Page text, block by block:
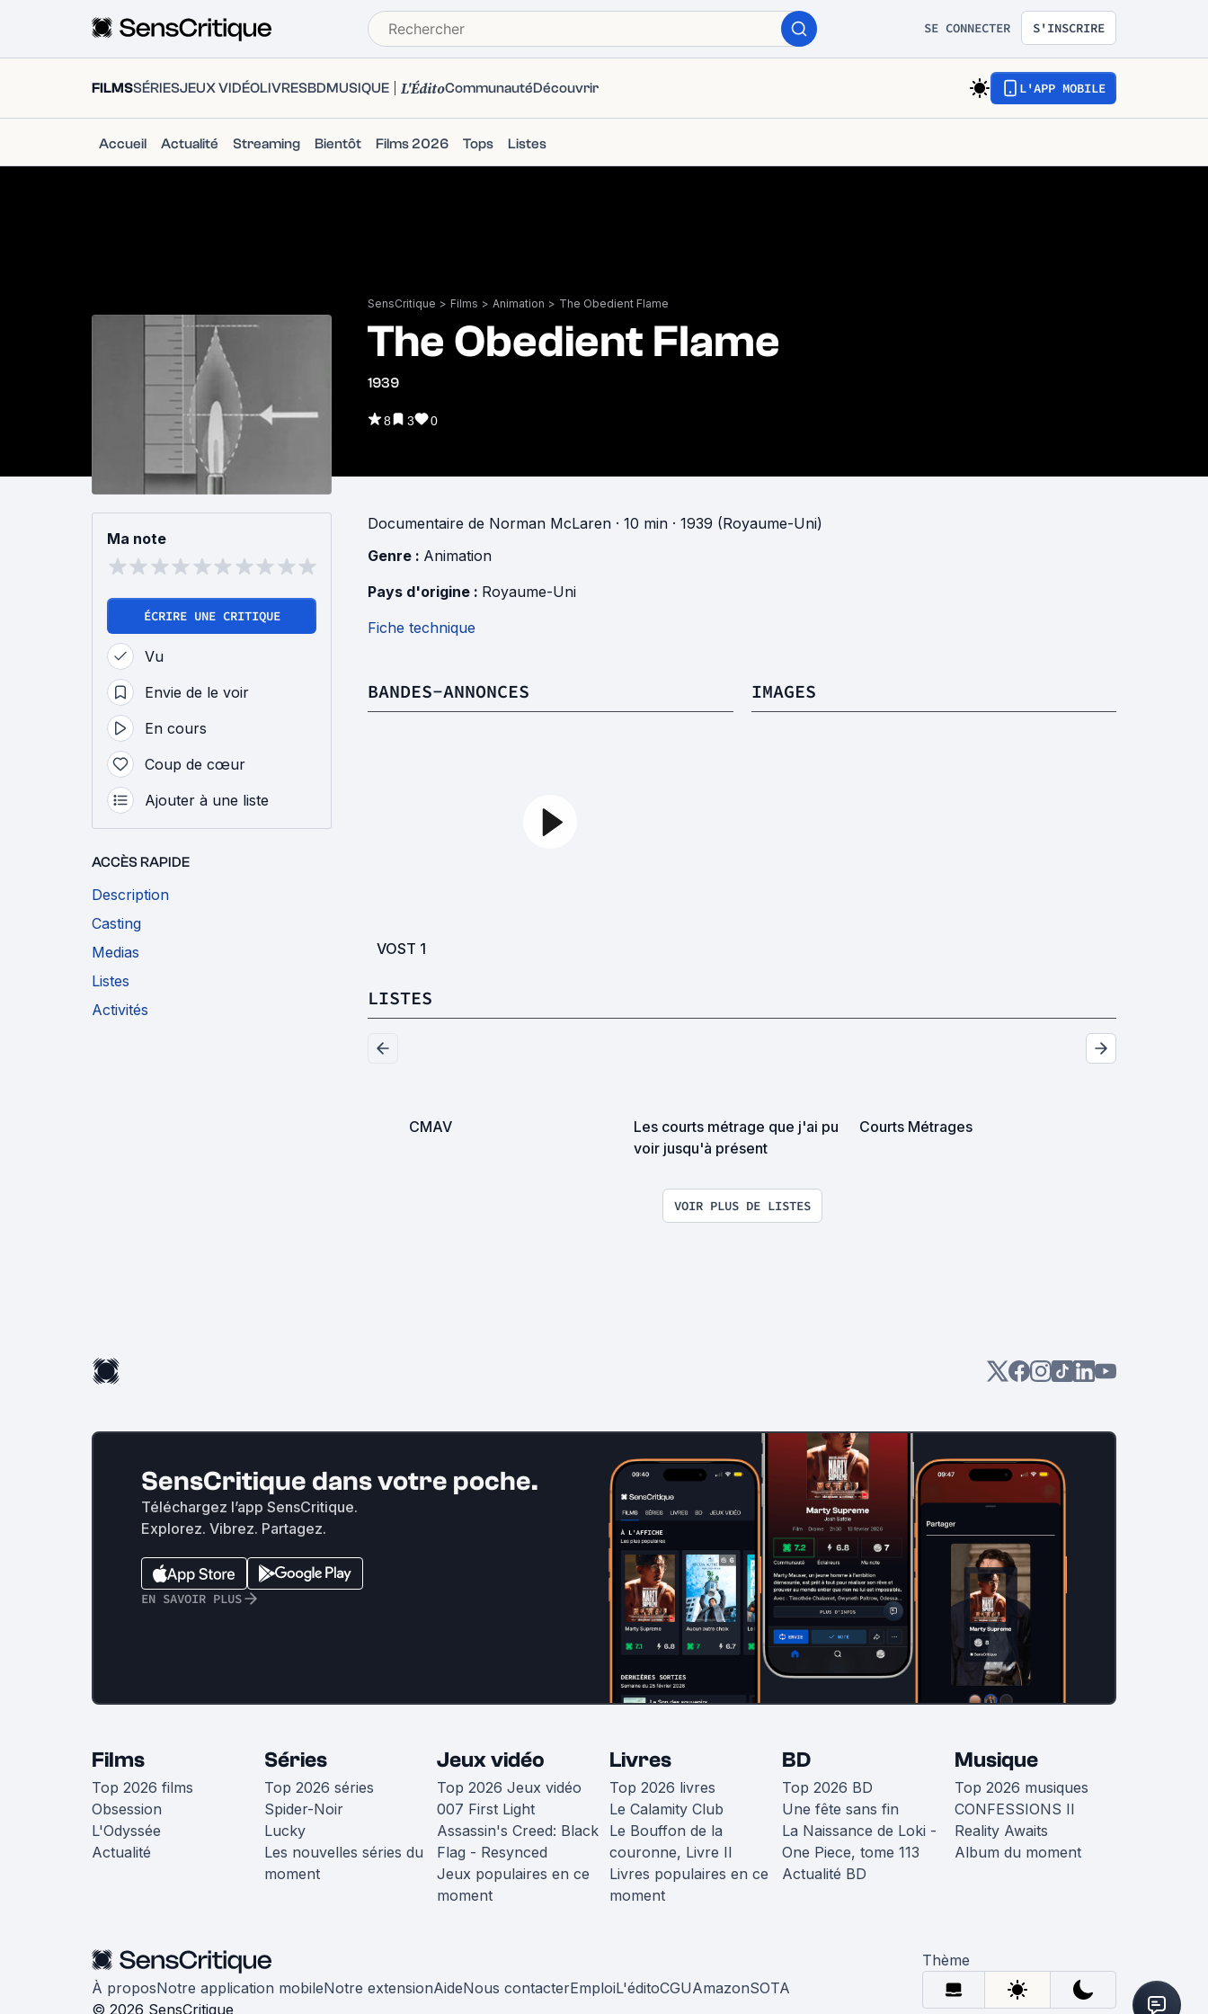
SE CONNECTER S'INSCRIRE
FILMSSÉRIESJEUX VIDÉOLIVRESBDMUSIQUE L'ÉditoCommunautéDécouvrir L'APP MOBILE
Accueil Actualité Streaming Bientôt Films 2026 Tops Listes
SensCritique > Films > Animation > The Obedient Flame
The Obedient Flame
1939
8 3 0
Ma note
ÉCRIRE UNE CRITIQUE
Vu
Envie de le voir
En cours
Coup de cœur
Ajouter à une liste
ACCÈS RAPIDE
Description
Casting
Medias
Listes
Activités
Documentaire de Norman McLaren · 10 min · 1939 (Royaume-Uni)
Genre : Animation
Pays d'origine : Royaume-Uni
Fiche technique
BANDES-ANNONCES
VOST 1
IMAGES
LISTES
CMAV
Les courts métrage que j'ai pu
voir jusqu'à présent
Courts Métrages
VOIR PLUS DE LISTES
SensCritique dans votre poche.
Téléchargez l’app SensCritique.
Explorez. Vibrez. Partagez.
EN SAVOIR PLUS
Films
Top 2026 films
Obsession
L'Odyssée
Actualité
Séries
Top 2026 séries
Spider-Noir
Lucky
Les nouvelles séries du
moment
Jeux vidéo
Top 2026 Jeux vidéo
007 First Light
Assassin's Creed: Black
Flag - Resynced
Jeux populaires en ce
moment
Livres
Top 2026 livres
Le Calamity Club
Le Bouffon de la
couronne, Livre II
Livres populaires en ce
moment
BD
Top 2026 BD
Une fête sans fin
La Naissance de Loki -
One Piece, tome 113
Actualité BD
Musique
Top 2026 musiques
CONFESSIONS II
Reality Awaits
Album du moment
À proposNotre application mobileNotre extensionAideNous contacterEmploiL'éditoCGUAmazonSOTA
© 2026 SensCritique
Thème